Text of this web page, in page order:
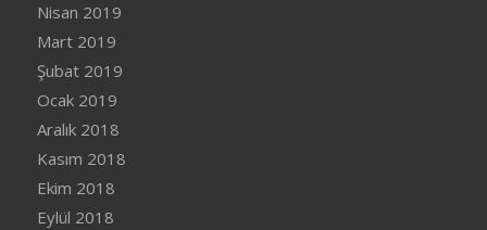
Nisan 2019
Mart 2019
Şubat 2019
Ocak 2019
Aralık 2018
Kasım 2018
Ekim 2018
Eylül 2018